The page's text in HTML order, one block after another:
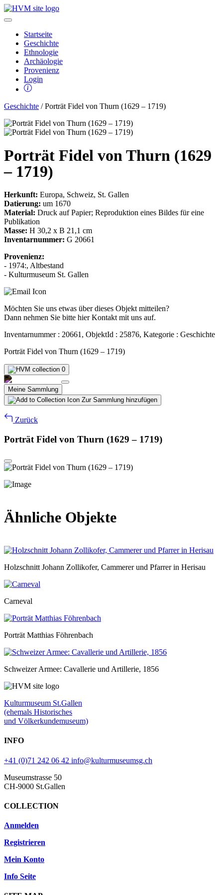
Startseite
Geschichte
Ethnologie
Archäologie
Provenienz
Login
Geschichte / Porträt Fidel von Thurn (1629 – 1719)
Porträt Fidel von Thurn (1629
– 1719)
Herkunft: Europa, Schweiz, St. Gallen
Datierung: um 1670
Material: Druck auf Papier; Reproduktion eines Bildes für eine
Publikation
Masse: H 30,2 x B 21,1 cm
Inventarnummer: G 20661
Provenienz:
- 1974:, Altbestand
- Kulturmuseum St. Gallen
Möchten Sie uns etwas über dieses Objekt mitteilen?
Dann nehmen Sie bitte hier Kontakt mit uns auf.
Inventarnummer : 20661, ObjektId : 25876, Kategorie : Geschichte
Porträt Fidel von Thurn (1629 – 1719)
0
Meine Sammlung
Zur Sammlung hinzufügen
Zurück
Porträt Fidel von Thurn (1629 – 1719)
Ähnliche Objekte
Holzschnitt Johann Zollikofer, Cammerer und Pfarrer in Herisau
Carneval
Porträt Matthias Föhrenbach
Schweizer Armee: Cavallerie und Artillerie, 1856
Kulturmuseum St.Gallen
(ehemals Historisches
und Völkerkundemuseum)
INFO
+41 (0)71 242 06 42 info@kulturmuseumsg.ch
Museumstrasse 50
CH-9000 St.Gallen
COLLECTION
Anmelden
Registrieren
Mein Konto
Info Seite